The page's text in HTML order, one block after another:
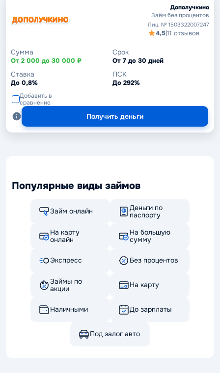
Дополучкино
Заём без процентов
Лиц. № 1503322007247
4,5|11 отзывов
Сумма
От 2 000 до 30 000 ₽
Срок
От 7 до 30 дней
Ставка
До 0,8%
ПСК
До 292%
Добавить в
сравнение
Получить деньги
Популярные виды займов
Займ онлайн
Деньги по
паспорту
На карту
онлайн
На большую
сумму
Экспресс Без процентов
Займы по
акции
На карту
Наличными До зарплаты
Под залог авто